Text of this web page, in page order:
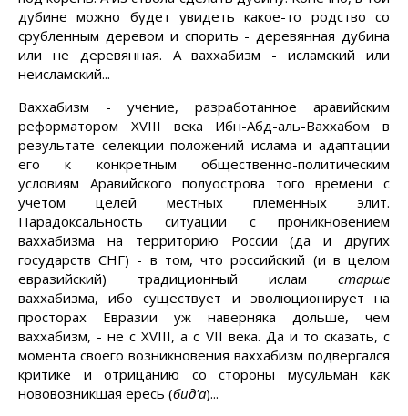
дубине можно будет увидеть какое-то родство со
срубленным деревом и спорить - деревянная дубина
или не деревянная. А ваххабизм - исламский или
неисламский...
Ваххабизм - учение, разработанное аравийским
реформатором XVIII века Ибн-Абд-аль-Ваххабом в
результате селекции положений ислама и адаптации
его к конкретным общественно-политическим
условиям Аравийского полуострова того времени с
учетом целей местных племенных элит.
Парадоксальность ситуации с проникновением
ваххабизма на территорию России (да и других
государств СНГ) - в том, что российский (и в целом
евразийский) традиционный ислам старше
ваххабизма, ибо существует и эволюционирует на
просторах Евразии уж наверняка дольше, чем
ваххабизм, - не с XVIII, а с VII века. Да и то сказать, с
момента своего возникновения ваххабизм подвергался
критике и отрицанию со стороны мусульман как
нововозникшая ересь (бид'а)...